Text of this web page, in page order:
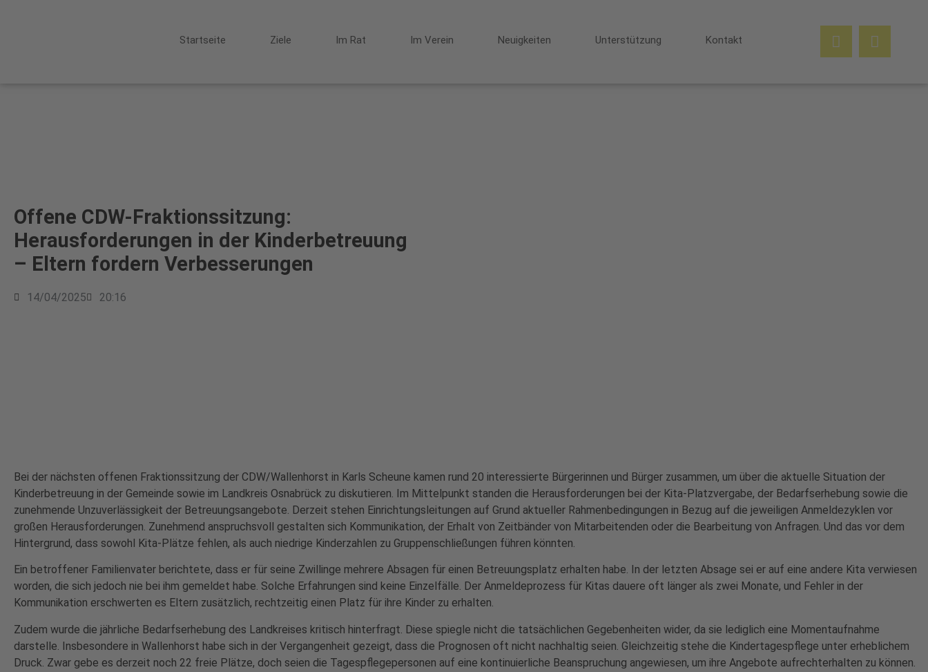
Startseite Ziele Im Rat Im Verein Neuigkeiten Unterstützung Kontakt
Offene CDW-Fraktionssitzung:
Herausforderungen in der Kinderbetreuung
– Eltern fordern Verbesserungen
14/04/2025 20:16
Bei der nächsten offenen Fraktionssitzung der CDW/Wallenhorst in Karls Scheune kamen rund 20 interessierte Bürgerinnen und Bürger zusammen, um über die aktuelle Situation der
Kinderbetreuung in der Gemeinde sowie im Landkreis Osnabrück zu diskutieren. Im Mittelpunkt standen die Herausforderungen bei der Kita-Platzvergabe, der Bedarfserhebung sowie die
zunehmende Unzuverlässigkeit der Betreuungsangebote. Derzeit stehen Einrichtungsleitungen auf Grund aktueller Rahmenbedingungen in Bezug auf die jeweiligen Anmeldezyklen vor
großen Herausforderungen. Zunehmend anspruchsvoll gestalten sich Kommunikation, der Erhalt von Zeitbänder von Mitarbeitenden oder die Bearbeitung von Anfragen. Und das vor dem
Hintergrund, dass sowohl Kita-Plätze fehlen, als auch niedrige Kinderzahlen zu Gruppenschließungen führen könnten.
Ein betroffener Familienvater berichtete, dass er für seine Zwillinge mehrere Absagen für einen Betreuungsplatz erhalten habe. In der letzten Absage sei er auf eine andere Kita verwiesen
worden, die sich jedoch nie bei ihm gemeldet habe. Solche Erfahrungen sind keine Einzelfälle. Der Anmeldeprozess für Kitas dauere oft länger als zwei Monate, und Fehler in der
Kommunikation erschwerten es Eltern zusätzlich, rechtzeitig einen Platz für ihre Kinder zu erhalten.
Zudem wurde die jährliche Bedarfserhebung des Landkreises kritisch hinterfragt. Diese spiegle nicht die tatsächlichen Gegebenheiten wider, da sie lediglich eine Momentaufnahme
darstelle. Insbesondere in Wallenhorst habe sich in der Vergangenheit gezeigt, dass die Prognosen oft nicht nachhaltig seien. Gleichzeitig stehe die Kindertagespflege unter erheblichem
Druck. Zwar gebe es derzeit noch 22 freie Plätze, doch seien die Tagespflegepersonen auf eine kontinuierliche Beanspruchung angewiesen, um ihre Angebote aufrechterhalten zu können.